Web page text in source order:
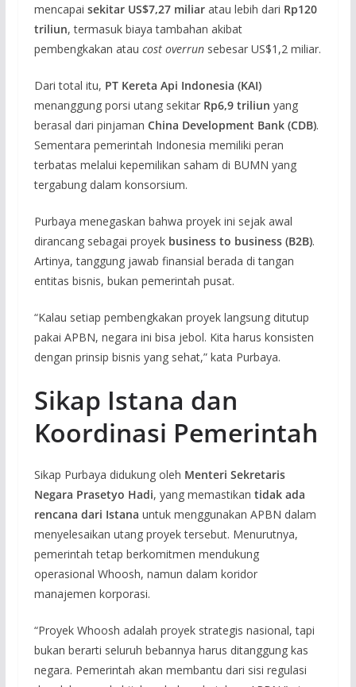
mencapai sekitar US$7,27 miliaratau lebih dari Rp120
triliun, termasuk biaya tambahan akibat
pembengkakan atau cost overrunsebesar US$1,2 miliar.
Dari total itu, PT Kereta Api Indonesia (KAI)
menanggung porsi utang sekitar Rp6,9 triliun yang
berasal dari pinjaman China Development Bank (CDB).
Sementara pemerintah Indonesia memiliki peran
terbatas melalui kepemilikan saham di BUMN yang
tergabung dalam konsorsium.
Purbaya menegaskan bahwa proyek ini sejak awal
dirancang sebagai proyek business to business (B2B).
Artinya, tanggung jawab finansial berada di tangan
entitas bisnis, bukan pemerintah pusat.
“Kalau setiap pembengkakan proyek langsung ditutup
pakai APBN, negara ini bisa jebol. Kita harus konsisten
dengan prinsip bisnis yang sehat,” kata Purbaya.
Sikap Istana dan
Koordinasi Pemerintah
Sikap Purbaya didukung oleh Menteri Sekretaris
Negara Prasetyo Hadi, yang memastikan tidak ada
rencana dari Istana untuk menggunakan APBN dalam
menyelesaikan utang proyek tersebut. Menurutnya,
pemerintah tetap berkomitmen mendukung
operasional Whoosh, namun dalam koridor
manajemen korporasi.
“Proyek Whoosh adalah proyek strategis nasional, tapi
bukan berarti seluruh bebannya harus ditanggung kas
negara. Pemerintah akan membantu dari sisi regulasi